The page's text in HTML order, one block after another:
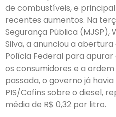
de combustíveis, e
recentes aumentos. Na
Segurança Pública (MJSP),
Silva, a anunciou a
Polícia Federal para
os consumidores e a
passada, o governo já
PIS/Cofins sobre o diesel,
média de R$ 0,32 por litro.